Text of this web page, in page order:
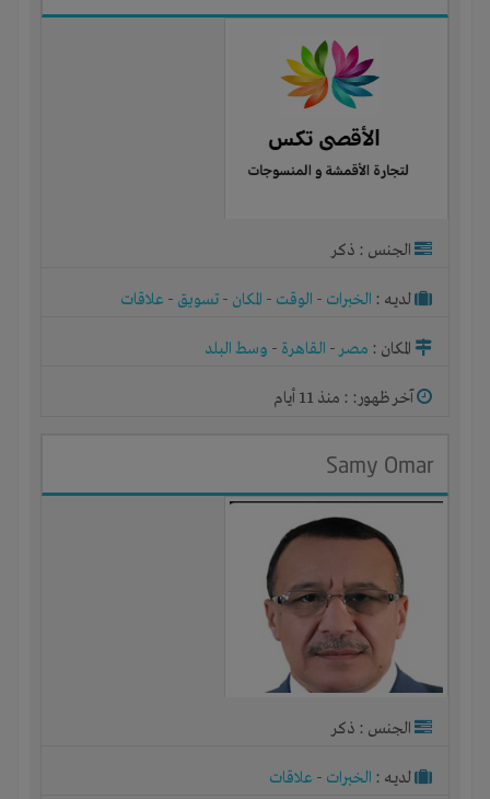
الجنس : ذكر
لديـه : الخبرات - الوقت - المكان - تسويق - علاقات
المكان : مصر- القاهرة - وسط البلد
آخر ظهور: : منذ 11 أيام
Samy Omar
الجنس : ذكر
لديـه : الخبرات - علاقات